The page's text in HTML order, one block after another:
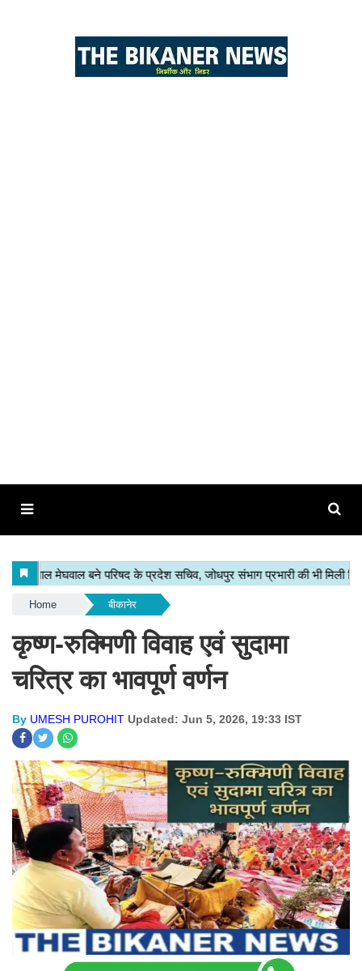
Home बीकानेर
कृष्ण-रुक्मिणी विवाह एवं सुदामा
चरित्र का भावपूर्ण वर्णन
By UMESH PUROHIT Updated: Jun 5, 2026, 19:33 IST